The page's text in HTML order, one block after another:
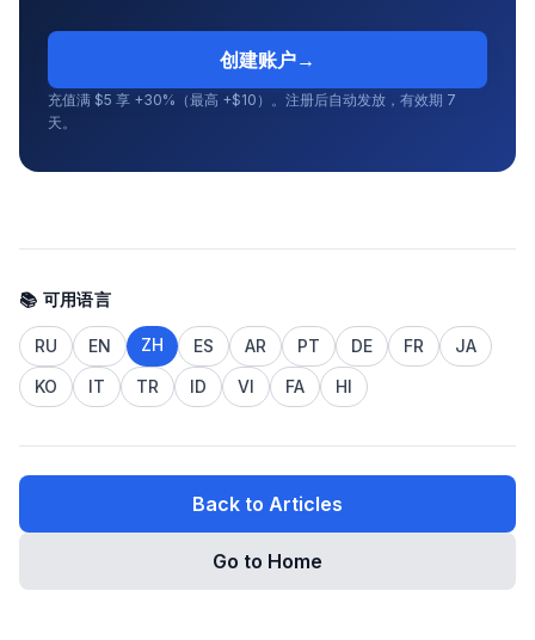
创建账户→
充值满 $5 享 +30%（最高 +$10）。注册后自动发放，有效期 7
天。
📚 可用语言
RU EN ZH ES AR PT DE FR
JA
KO
IT TR ID VI FA HI
Back to Articles
Go to Home